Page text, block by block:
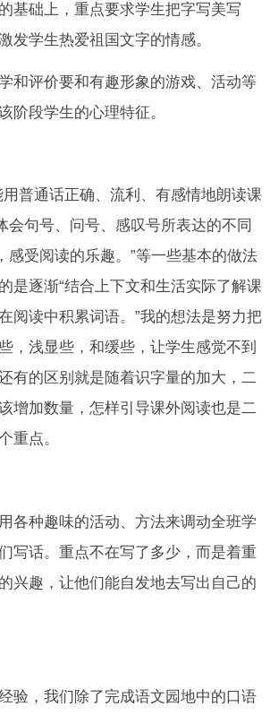
基础上，重点要求学生把字写美写
发学生热爱祖国文字的情感。
和评价要和有趣形象的游戏、活动等
阶段学生的心理特征。
用普通话正确、流利、有感情地朗读课
会句号、问号、感叹号所表达的不同
感受阅读的乐趣。”等一些基本的做法
是逐渐“结合上下文和生活实际了解课
阅读中积累词语。”我的想法是努力把
，浅显些，和缓些，让学生感觉不到
有的区别就是随着识字量的加大，二
增加数量，怎样引导课外阅读也是二
重点。
各种趣味的活动、方法来调动全班学
写话。重点不在写了多少，而是着重
兴趣，让他们能自发地去写出自己的
验，我们除了完成语文园地中的口语